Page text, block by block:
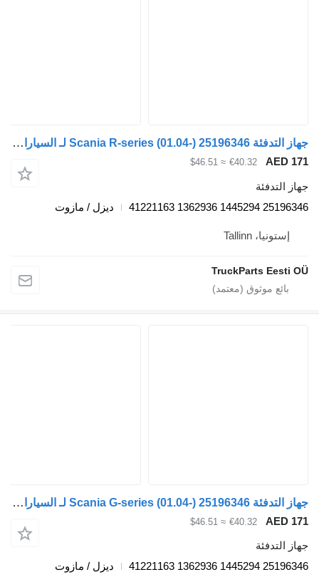
جهاز التدفئة Scania R-series (01.04-) 25196346 لـ السيارات القاطرة Scania P,G,R,T-series (2004-2017)
€40.32
≈ $46.51
ديزل / مازوت
TruckParts
جهاز التدفئة Scania G-series (01.04-) 25196346 لـ السيارات القاطرة Scania P,G,R,T-series (2004-2017)
€40.32
≈ $46.51
ديزل / مازوت